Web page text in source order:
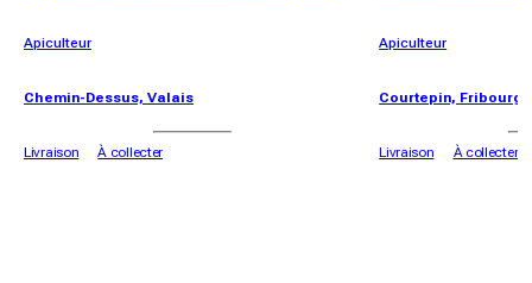
Apiculteur
Chemin-Dessus, Valais
Livraison À collecter
Apiculteur
Courtepin, Fribourg
Livraison À collecter